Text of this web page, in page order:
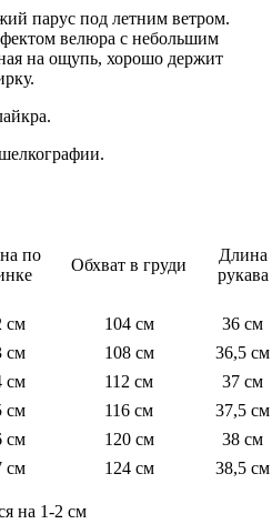
парус под летним ветром.
велюра с небольшим
на ощупь, хорошо держит
по
Обхват в груди
Длина
рукава
см 104 см
36 см
см 108 см
36,5 см
см 112 см
37 см
см 116 см
37,5 см
см 120 см
38 см
см 124 см 38,5 см
на 1-2 см